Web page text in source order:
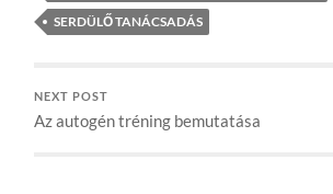
SERDÜLŐ TANÁCSADÁS
NEXT POST
Az autogén tréning bemutatása